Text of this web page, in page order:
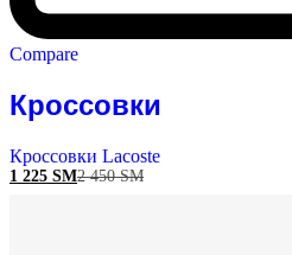
Compare
Кроссовки
Кроссовки Lacoste
1 225 ЅМ2 450ЅМ